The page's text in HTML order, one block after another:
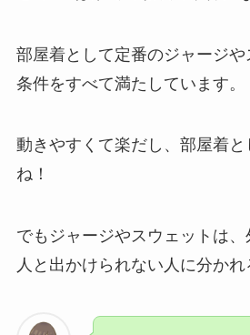
部屋着として定番のジャージ
条件をすべて満たしています。
動きやすくて楽だし、部屋着と
ね！
でもジャージやスウェットは
人と出かけられない人に分かれ